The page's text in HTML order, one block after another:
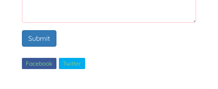
Submit
Facebook Twitter